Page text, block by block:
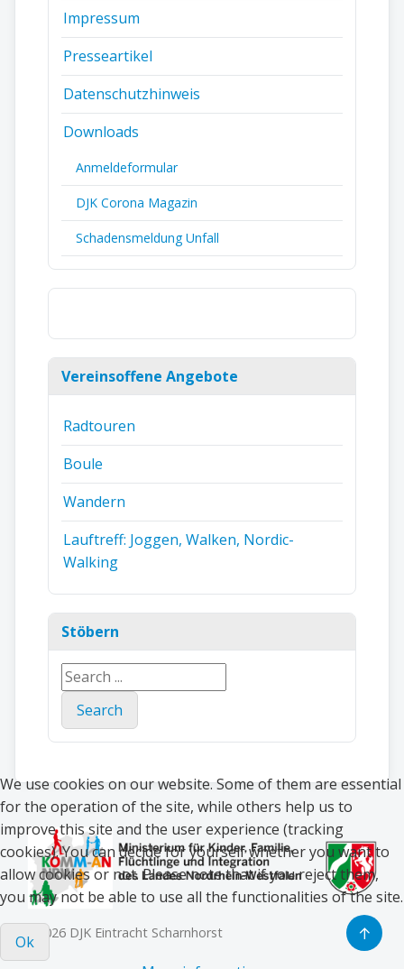
Impressum
Presseartikel
Datenschutzhinweis
Downloads
Anmeldeformular
DJK Corona Magazin
Schadensmeldung Unfall
Vereinsoffene Angebote
Radtouren
Boule
Wandern
Lauftreff: Joggen, Walken, Nordic-
Walking
Stöbern
Search
...
Search
© 2026 DJK Eintracht Scharnhorst ↑
We use cookies on our website. Some of them are essential
for the operation of the site, while others help us to
improve this site and the user experience (tracking
cookies). You can decide for yourself whether you want to
allow cookies or not. Please note that if you reject them,
you may not be able to use all the functionalities of the site.
Ok